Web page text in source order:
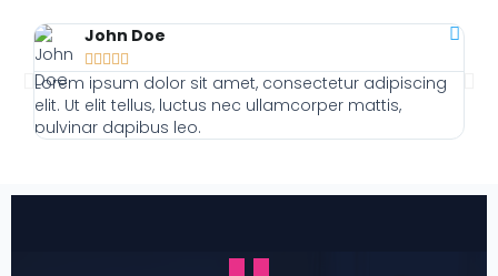
John Doe

Lorem ipsum dolor sit amet, consectetur adipiscing
elit. Ut elit tellus, luctus nec ullamcorper mattis,
pulvinar dapibus leo.